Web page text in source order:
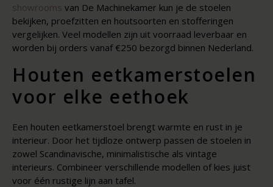
showrooms van De Machinekamer kun je de stoelen
bekijken, proefzitten en houtsoorten en stofferingen
vergelijken. Veel modellen zijn uit voorraad leverbaar en
worden bij orders vanaf €250 bezorgd binnen Nederland.
Houten eetkamerstoelen
voor elke eethoek
Een houten eetkamerstoel brengt warmte en rust in je
interieur. Door het tijdloze ontwerp passen de stoelen in
zowel Scandinavische, minimalistische als vintage
interieurs. Combineer verschillende modellen of kies juist
voor één rustige lijn aan tafel.